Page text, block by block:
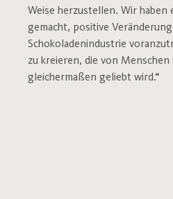
Weise herzustellen. Wir haben
gemacht, positive
Schokoladenindustrie
zu kreieren, die von Menschen
gleichermaßen geliebt wird.“